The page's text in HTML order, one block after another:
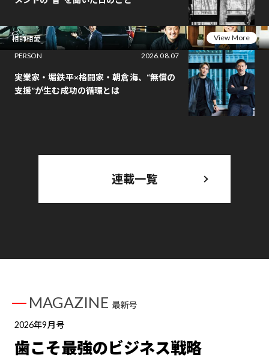
相師相愛
View More
PERSON
2026.08.07
実業家・堀鉄平×格闘家・朝倉海、“無償の
支援”が生む成功の循環とは
連載一覧
MAGAZINE 最新号
2026年9月号
歯こそ最強のビジネス戦略